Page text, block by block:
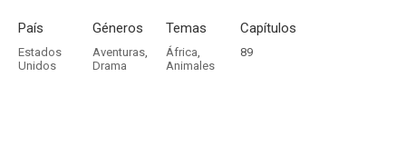
País
Estados
Unidos
Géneros
Aventuras,
Drama
Temas
África,
Animales
Capítulos
89